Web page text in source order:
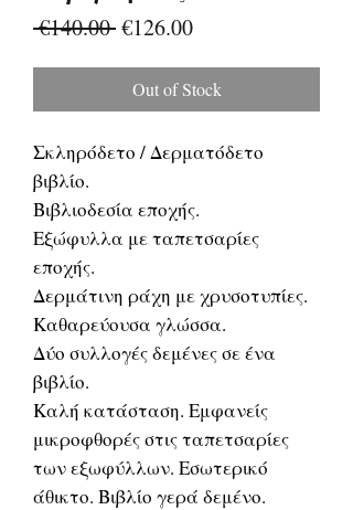
€140.00 Regular
€126.00Sale
Out of Stock
Σκληρόδετο / Δερματόδετο
βιβλίο.
Βιβλιοδεσία εποχής.
Εξώφυλλα με ταπετσαρίες
εποχής.
Δερμάτινη ράχη με χρυσοτυπίες.
Καθαρεύουσα γλώσσα.
Δύο συλλογές δεμένες σε ένα
βιβλίο.
Καλή κατάσταση. Εμφανείς
μικροφθορές στις ταπετσαρίες
των εξωφύλλων. Εσωτερικό
άθικτο. Βιβλίο γερά δεμένο.